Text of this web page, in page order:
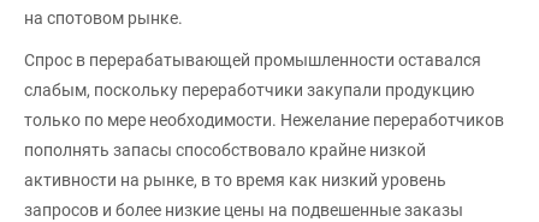
на спотовом рынке.
Спрос в перерабатывающей промышленности оставался
слабым, поскольку переработчики закупали продукцию
только по мере необходимости. Нежелание переработчиков
пополнять запасы способствовало крайне низкой
активности на рынке, в то время как низкий уровень
запросов и более низкие цены на подвешенные заказы